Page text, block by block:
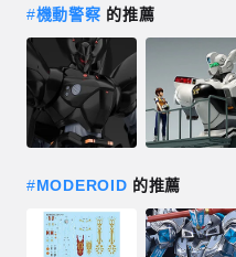
#機動警察 的推薦
#MODEROID 的推薦